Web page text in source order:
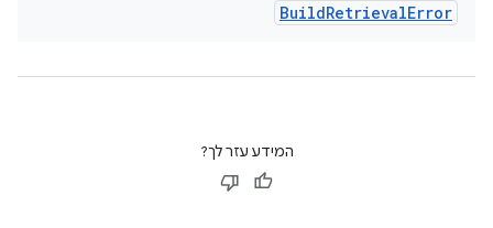
BuildRetrievalError
המידע עזר לך?